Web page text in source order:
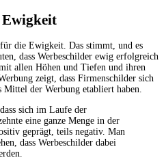
die Ewigkeit. Das stimmt, und es
dass Werbeschilder ewig erfolgreich
allen Höhen und Tiefen und ihren
zeigt, dass Firmenschilder sich
Mittel der Werbung etabliert haben.
sich im Laufe der
eine ganze Menge in der
geprägt, teils negativ. Man
dass Werbeschilder dabei